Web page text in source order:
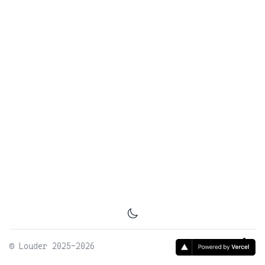
© Louder 2025-2026